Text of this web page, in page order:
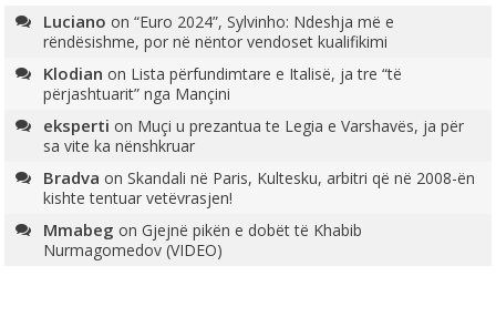
Luciano on“Euro 2024”, Sylvinho: Ndeshja më e
rëndësishme, por në nëntor vendoset kualifikimi
Klodian on Lista përfundimtare e Italisë, ja tre “të
përjashtuarit” nga Mançini
eksperti on Muçi u prezantua te Legia e Varshavës, ja për
sa vite ka nënshkruar
Bradva onSkandali në Paris, Kultesku, arbitri që në 2008-ën
kishte tentuar vetëvrasjen!
Mmabeg onGjejnë pikën e dobët të Khabib
Nurmagomedov (VIDEO)